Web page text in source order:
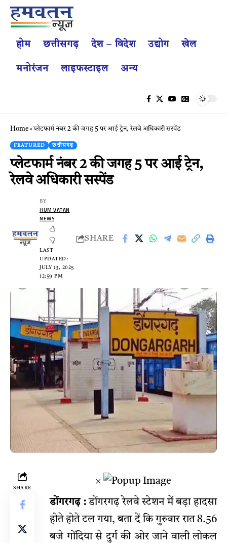
होम छत्तीसगढ़ देश – विदेश उद्योग खेल
मनोरंजन लाइफस्टाइल अन्य
Home»प्लेटफार्म नंबर 2 की जगह 5 पर आई ट्रेन, रेलवे अधिकारी सस्पेंड
FEATURED छत्तीसगढ़
प्लेटफार्म नंबर 2 की जगह 5 पर आई ट्रेन,
रेलवे अधिकारी सस्पेंड
LAST
UPDATED:
JULY 13, 2025
12:59 PM
BY
HUM VATAN
NEWS
SHARE
SHARE
×
डोंगरगढ़ :डोंगरगढ़ रेलवे स्टेशन में बड़ा हादसा
होते होते टल गया, बता दें कि गुरुवार रात 8.56
बजे गोंदिया से दुर्ग की ओर जाने वाली लोकल